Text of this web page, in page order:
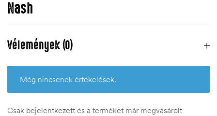
Nash
Vélemények (0)
Még nincsenek értékelések.
Csak bejelentkezett és a terméket már megvásárolt